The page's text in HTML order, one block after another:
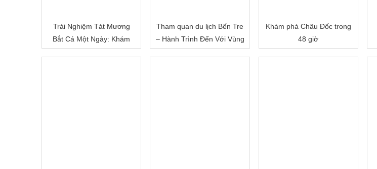
Trải Nghiệm Tát Mương
Bắt Cá Một Ngày: Khám
Tham quan du lịch Bến Tre
– Hành Trình Đến Với Vùng
Khám phá Châu Đốc trong
48 giờ